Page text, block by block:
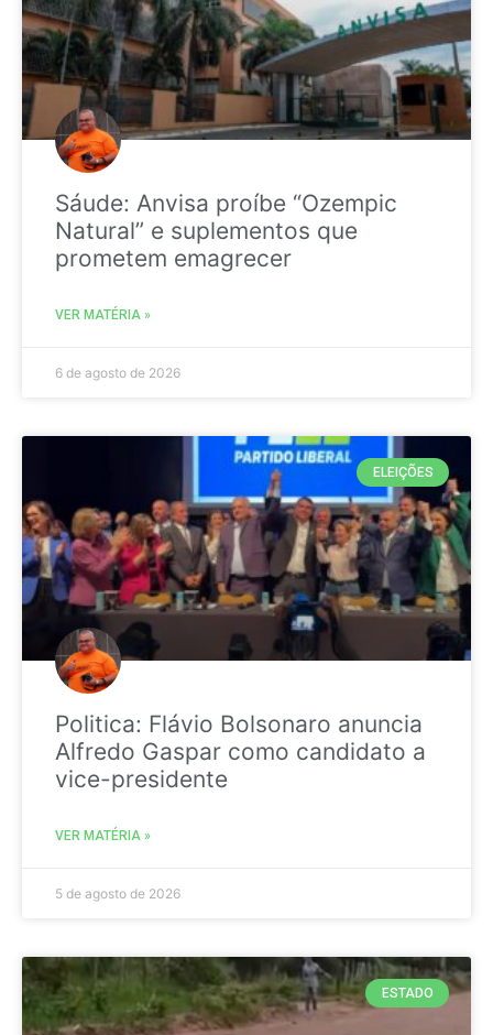
Sáude: Anvisa proíbe “Ozempic
Natural” e suplementos que
prometem emagrecer
VER MATÉRIA »
6 de agosto de 2026
ELEIÇÕES
Politica: Flávio Bolsonaro anuncia
Alfredo Gaspar como candidato a
vice-presidente
VER MATÉRIA »
5 de agosto de 2026
ESTADO